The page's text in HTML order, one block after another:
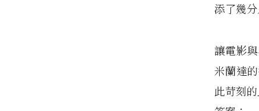
添了幾
讓電影
米蘭達
此苛刻